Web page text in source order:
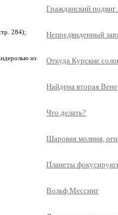
284);
из
Гражданский подвиг
Непредвиденный
Откуда Курские
Найдена вторая
Что делать?
Шаровая молния,
Планеты
Вольф Мессинг